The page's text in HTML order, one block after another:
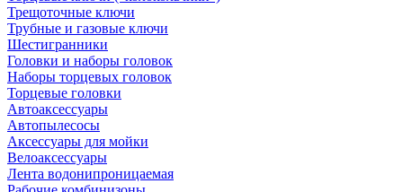
Трещоточные ключи
Трубные и газовые ключи
Шестигранники
Головки и наборы головок
Наборы торцевых головок
Торцевые головки
Автоаксессуары
Автопылесосы
Аксессуары для мойки
Велоаксессуары
Лента водонипроницаемая